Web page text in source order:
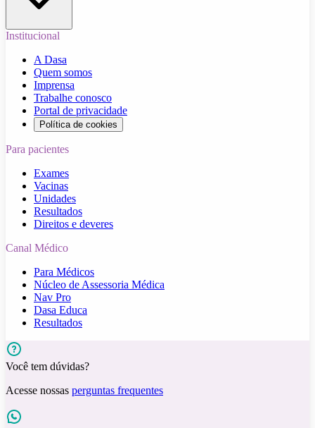
Institucional
A Dasa
Quem somos
Imprensa
Trabalhe conosco
Portal de privacidade
Política de cookies
Para pacientes
Exames
Vacinas
Unidades
Resultados
Direitos e deveres
Canal Médico
Para Médicos
Núcleo de Assessoria Médica
Nav Pro
Dasa Educa
Resultados
Você tem dúvidas?
Acesse nossas perguntas frequentes